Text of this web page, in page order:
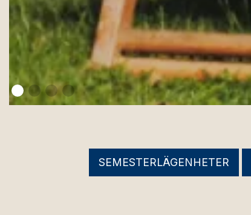
SEMESTERLÄGENHETER